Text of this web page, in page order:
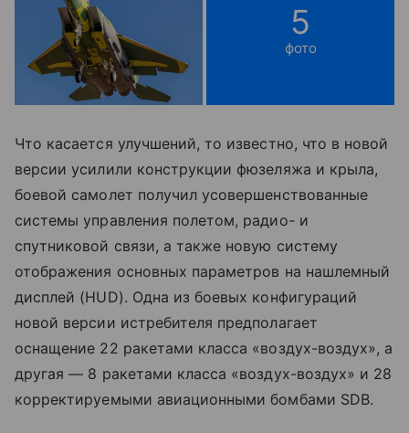
5
фото
Что касается улучшений, то известно, что в новой
версии усилили конструкции фюзеляжа и крыла,
боевой самолет получил усовершенствованные
системы управления полетом, радио- и
спутниковой связи, а также новую систему
отображения основных параметров на нашлемный
дисплей (HUD). Одна из боевых конфигураций
новой версии истребителя предполагает
оснащение 22 ракетами класса «воздух-воздух», а
другая — 8 ракетами класса «воздух-воздух» и 28
корректируемыми авиационными бомбами SDB.